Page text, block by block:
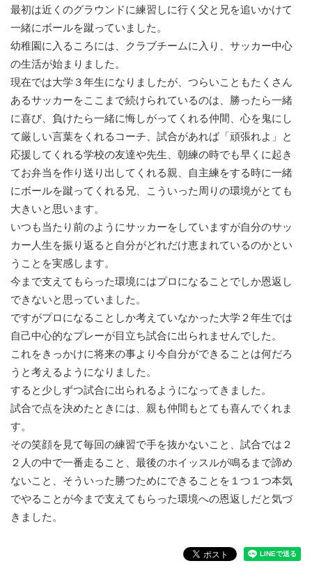
最初は近 くのグラウンドに練習しに行く父と兄を追いかけて
一緒にボールを蹴っていました。
幼稚園に入るころには、クラブチームに入り、 サッカー中心
の生活が始まりました。
現在では大学３年生になりましたが、つらいこともたくさん
あるサッカーをここまで続けられているのは、勝ったら一緒
に喜び、 負けたら一緒に悔しがってくれる仲間、心を鬼にし
て厳しい言葉を くれるコーチ、試合があれば「頑張れよ」
と
応援してくれる学校の友達や先生、朝練の時でも早くに起き
てお弁当を作り送り出してくれる親、自主練をする時に一緒
にボールを蹴ってくれる兄、こういった周りの環境がとても
大きいと思います。
いつも当たり前のようにサッカーをしていますが自分のサッ
カー 人生を振り返ると自分がどれだけ恵まれているのかとい
うことを実感します。
今まで支えてもらった環境にはプロになることでしか恩返し
できないと思っていました。
ですがプロになることしか考えていなかった大学２年生では
自己中心的なプレーが目立ち試合に出られませんでした。
これをきっかけに将来の事より今自分ができることは何だろ
うと考えるようになりました。
すると少しずつ試合に出られるよう になってきました。
試合で点を決めたときには、 親も仲間もとても喜んでくれま
す。
その笑顔を見て毎回の練習で手を抜かないこと、試合では２
２人の中で一番走ること、最後のホイ ッスルが鳴るまで諦め
ないこと、そういった勝つためにできること を１つ１つ本気
でやることが今まで支えてもらった環境への恩返しだと気づ
きました。